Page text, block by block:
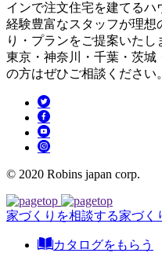
インで注文住宅を建てるハ
経験豊富なスタッフが理想
り・プランをご提案いたし
東京・神奈川・千葉・茨城
の方はぜひご相談ください。
© 2020 Robins japan corp.
家づくりを相談する家づく
カタログをもらう